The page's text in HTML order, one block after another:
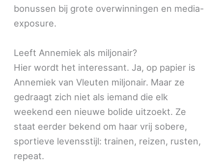
bonussen bij grote overwinningen en media-
exposure.
Leeft Annemiek als miljonair?
Hier wordt het interessant. Ja, op papier is
Annemiek van Vleuten miljonair. Maar ze
gedraagt zich niet als iemand die elk
weekend een nieuwe bolide uitzoekt. Ze
staat eerder bekend om haar vrij sobere,
sportieve levensstijl: trainen, reizen, rusten,
repeat.